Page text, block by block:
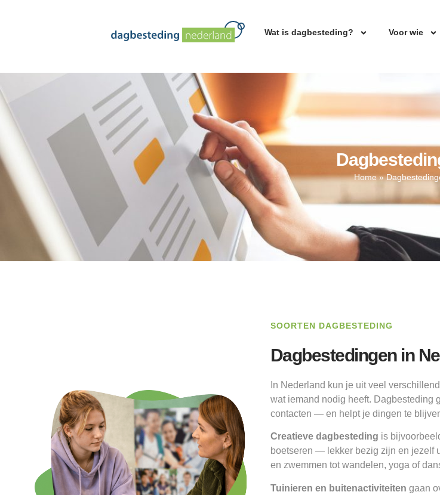
Wat is dagbesteding? Voor wie
Home»
SOORTEN DAGBESTEDING
Dagbestedingen in
In Nederland kun je uit veel
wat iemand nodig heeft. Dagbesteding
contacten — en helpt je dingen te
Creatieve dagbesteding is
boetseren — lekker bezig zijn en jezelf
en zwemmen tot wandelen, yoga of
Tuinieren en buitenactiviteiten gaan